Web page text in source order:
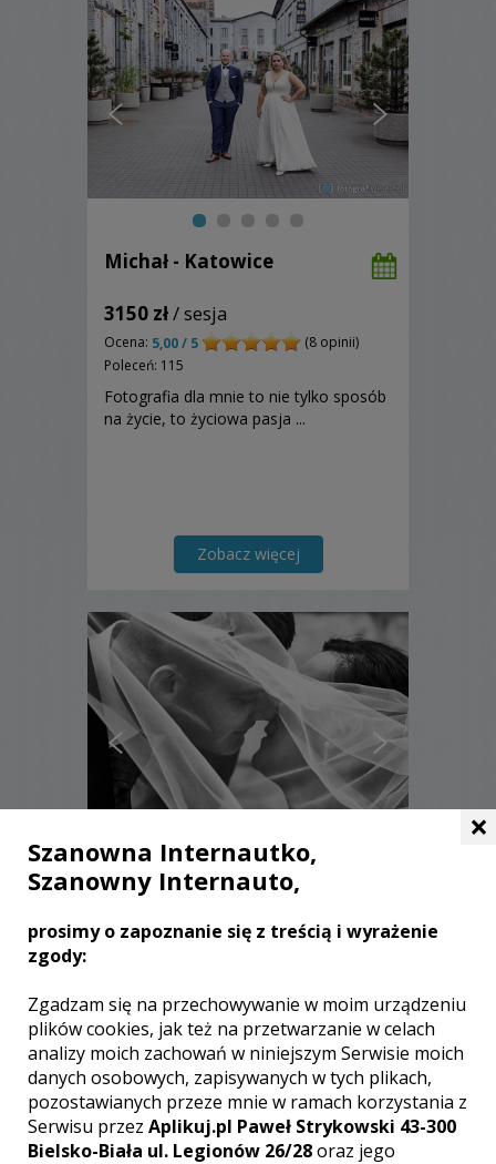
Michał - Katowice
3150 zł/ sesja
Ocena: 5,00 / 5
(8 opinii)
Poleceń: 115
Fotografia dla mnie to nie tylko sposób
na życie, to życiowa pasja ...
Zobacz więcej
Tadeusz - Gliwice
2000 zł/ sesja
Podczas uroczystości ślubnej i wesela,
pragnę Wam wykonać wspaniałe
zdjęcia ślubne, zdjęcia plenerowe, jak i
reportaż ślubny obejmujący wszystkie
doniosłe i najważniejsze chwile
Waszego ślubu. Album ślubny będzie
najlepszą pamiątką dla Was.
×
Szanowna Internautko,
Szanowny Internauto,
prosimy o zapoznanie się z treścią i wyrażenie
zgody:
Zgadzam się na przechowywanie w moim urządzeniu
plików cookies, jak też na przetwarzanie w celach
analizy moich zachowań w niniejszym Serwisie moich
danych osobowych, zapisywanych w tych plikach,
pozostawianych przeze mnie w ramach korzystania z
Serwisu przez Aplikuj.pl Paweł Strykowski 43-300
Bielsko-Biała ul. Legionów 26/28oraz jego